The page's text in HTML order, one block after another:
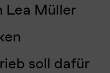
Lea Müller
soll dafür